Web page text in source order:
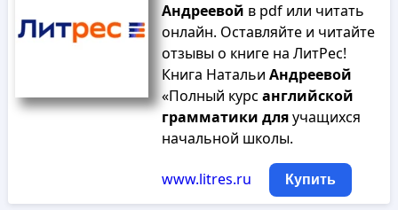
Андреевой в pdf или читать
онлайн. Оставляйте и читайте
отзывы о книге на ЛитРес!
Книга Натальи Андреевой
«Полный курс английской
грамматики дляучащихся
начальной школы.
www.litres.ru Купить